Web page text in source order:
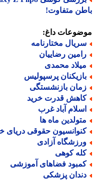
متفاوت!
داغ:
مختارنامه
رضاییان
محمدی
پرسپولیس
بازنشستگی
قدرت خرید
آباد غرب
ماه ها
حقوقی دریای خزر
آزادی
کوهی
فضاهای آموزشی
پزشکی